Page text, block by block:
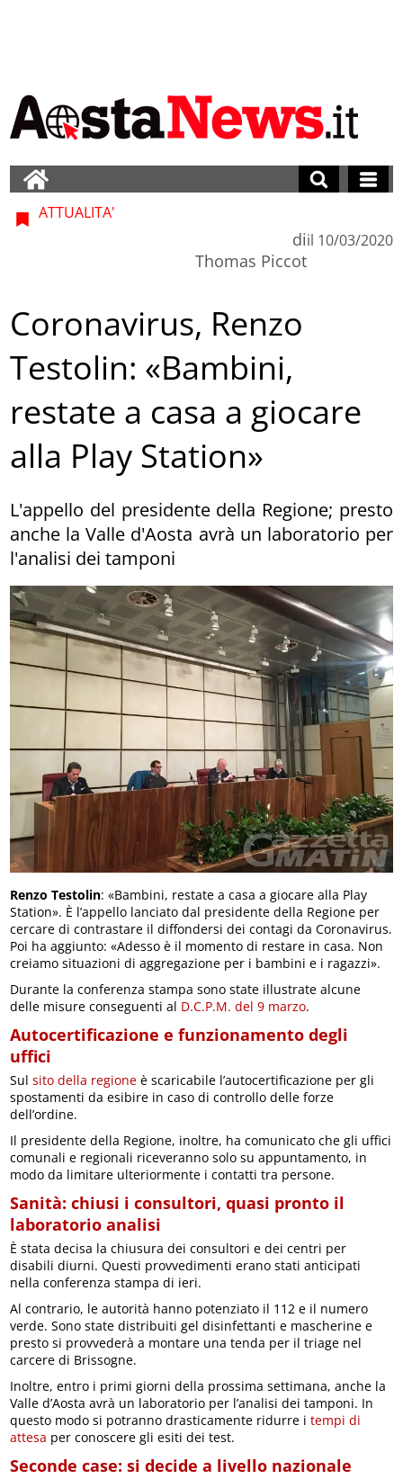
ATTUALITA'
di
Thomas Piccot
il 10/03/2020
Coronavirus, Renzo
Testolin: «Bambini,
restate a casa a giocare
alla Play Station»
L'appello del presidente della Regione; presto
anche la Valle d'Aosta avrà un laboratorio per
l'analisi dei tamponi
Renzo Testolin: «Bambini, restate a casa a giocare alla Play
Station». È l’appello lanciato dal presidente della Regione per
cercare di contrastare il diffondersi dei contagi da Coronavirus.
Poi ha aggiunto: «Adesso è il momento di restare in casa. Non
creiamo situazioni di aggregazione per i bambini e i ragazzi».
Durante la conferenza stampa sono state illustrate alcune
delle misure conseguenti al D.C.P.M. del 9 marzo.
Autocertificazione e funzionamento degli
uffici
Sulsito della regione è scaricabile l’autocertificazione per gli
spostamenti da esibire in caso di controllo delle forze
dell’ordine.
Il presidente della Regione, inoltre, ha comunicato che gli uffici
comunali e regionali riceveranno solo su appuntamento, in
modo da limitare ulteriormente i contatti tra persone.
Sanità: chiusi i consultori, quasi pronto il
laboratorio analisi
È stata decisa la chiusura dei consultori e dei centri per
disabili diurni. Questi provvedimenti erano stati anticipati
nella conferenza stampa di ieri.
Al contrario, le autorità hanno potenziato il 112 e il numero
verde. Sono state distribuiti gel disinfettanti e mascherine e
presto si provvederà a montare una tenda per il triage nel
carcere di Brissogne.
Inoltre, entro i primi giorni della prossima settimana, anche la
Valle d’Aosta avrà un laboratorio per l’analisi dei tamponi. In
questo modo si potranno drasticamente ridurre itempi di
attesa per conoscere gli esiti dei test.
Seconde case: si decide a livello nazionale